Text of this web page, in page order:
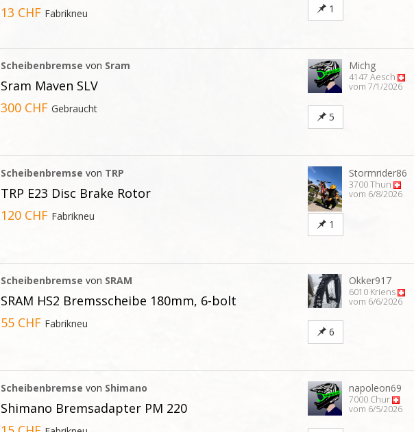
13 CHF Fabrikneu 1
Scheibenbremse von Sram
Sram Maven SLV
300 CHFGebraucht
Michg
4147 Aesch
vom 7/1/2026
5
Scheibenbremse von TRP
TRP E23 Disc Brake Rotor
120 CHF Fabrikneu
Stormrider86
3700 Thun
vom 6/8/2026
1
Scheibenbremse von SRAM
SRAM HS2 Bremsscheibe 180mm, 6-bolt
55 CHF Fabrikneu
Okker917
6010 Kriens
vom 6/6/2026
6
Scheibenbremse von Shimano
Shimano Bremsadapter PM 220
napoleon69
7000 Chur
vom 6/5/2026